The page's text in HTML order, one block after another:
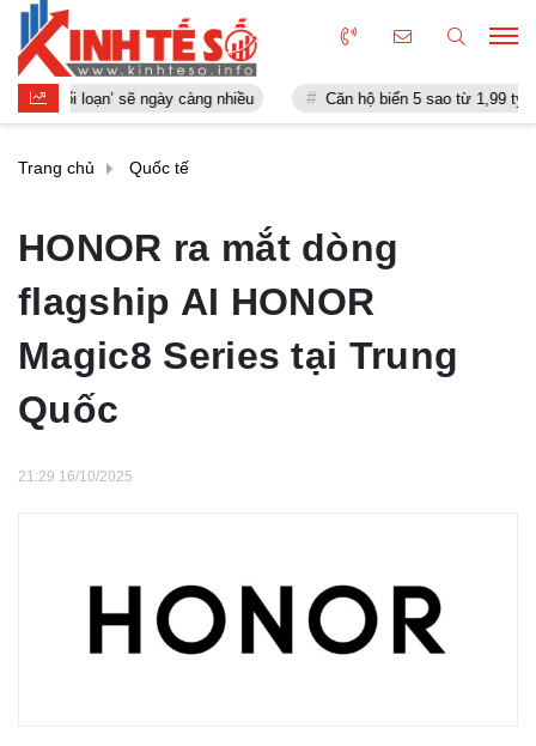
sẽ ngày càng nhiều Căn hộ biển 5 sao từ 1,99 tỷ đồng: "Điểm
Trang chủ Quốc tế
HONOR ra mắt dòng
flagship AI HONOR
Magic8 Series tại Trung
Quốc
21:29 16/10/2025